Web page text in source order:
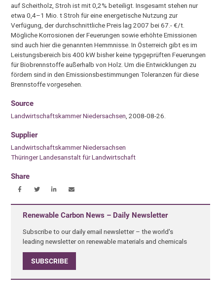
auf Scheitholz, Stroh ist mit 0,2% beteiligt. Insgesamt stehen nur
etwa 0,4–1 Mio. t Stroh für eine energetische Nutzung zur
Verfügung, der durchschnittliche Preis lag 2007 bei 67.- €/t.
Mögliche Korrosionen der Feuerungen sowie erhöhte Emissionen
sind auch hier die genannten Hemmnisse. In Österreich gibt es im
Leistungsbereich bis 400 kW bisher keine typgeprüften Feuerungen
für Biobrennstoffe außerhalb von Holz. Um die Entwicklungen zu
fördern sind in den Emissionsbestimmungen Toleranzen für diese
Brennstoffe vorgesehen.
Source
Landwirtschaftskammer Niedersachsen , 2008-08-26.
Supplier
Landwirtschaftskammer Niedersachsen
Thüringer Landesanstalt für Landwirtschaft
Share
Renewable Carbon News – Daily Newsletter
Subscribe to our daily email newsletter – the world's
leading newsletter on renewable materials and chemicals
SUBSCRIBE